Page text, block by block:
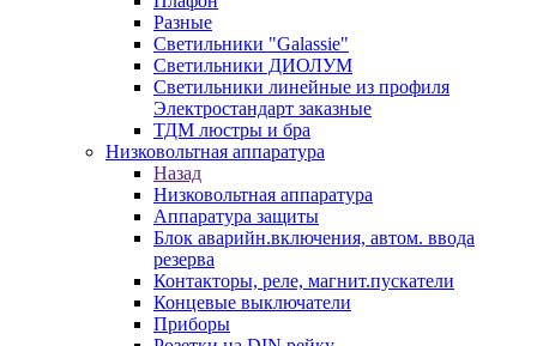
Разные
Светильники "Galassie"
Светильники ДИОЛУМ
Светильники линейные из профиля
Электростандарт заказные
ТДМ люстры и бра
Низковольтная аппаратура
Назад
Низковольтная аппаратура
Аппаратура защиты
Блок аварийн.включения, автом. ввода
резерва
Контакторы, реле, магнит.пускатели
Концевые выключатели
Приборы